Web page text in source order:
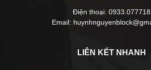
Điện thoại: 0933.077718
Email:
LIÊN KẾT NHANH